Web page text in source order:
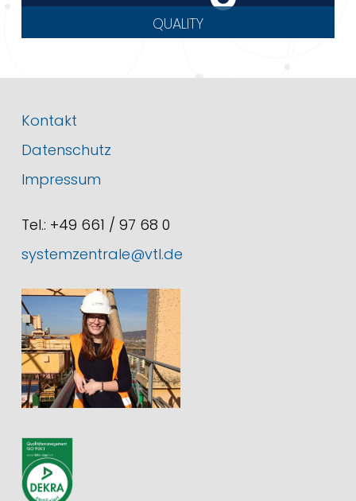
QUALITY
Kontakt
Datenschutz
Impressum
Tel.: +49 661 / 97 68 0
systemzentrale@vtl.de